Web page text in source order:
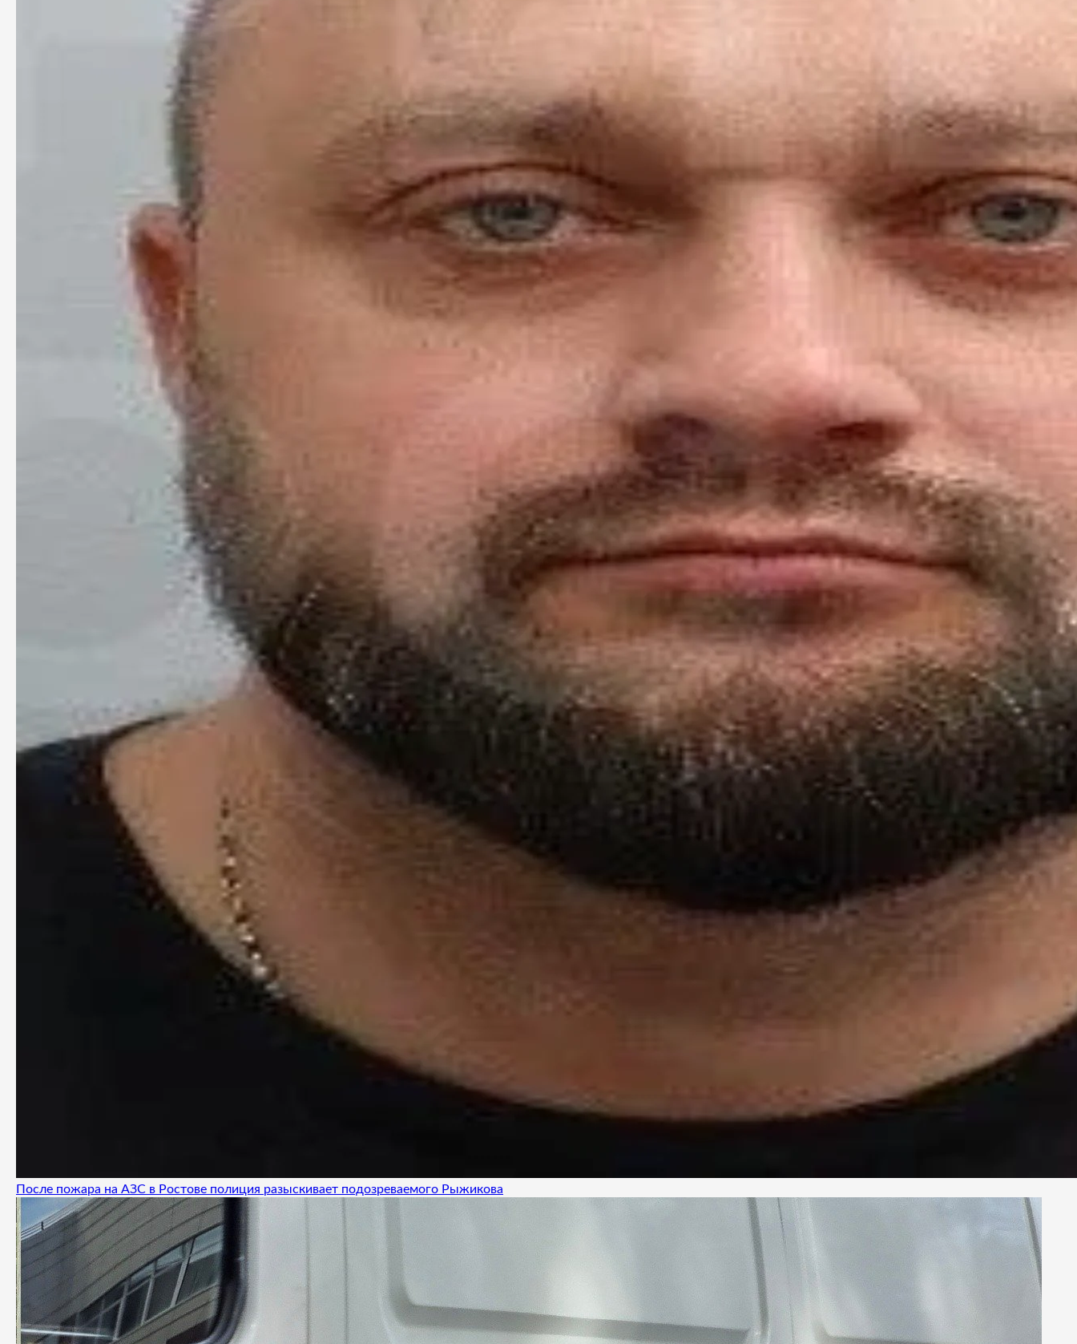
После пожара на АЗС в Ростове полиция разыскивает подозреваемого Рыжикова